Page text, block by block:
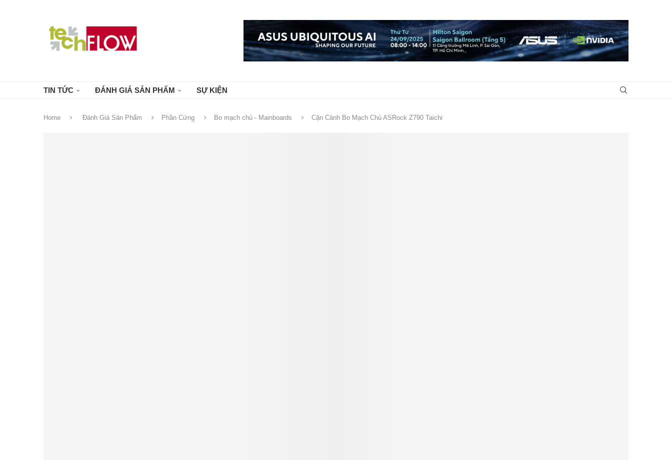
TIN TỨC ĐÁNH GIÁ SẢN PHẨM SỰ KIỆN
Home Đánh Giá Sản Phẩm Phần Cứng Bo mạch chủ - Mainboards Cận Cảnh Bo Mạch Chủ ASRock Z790 Taichi